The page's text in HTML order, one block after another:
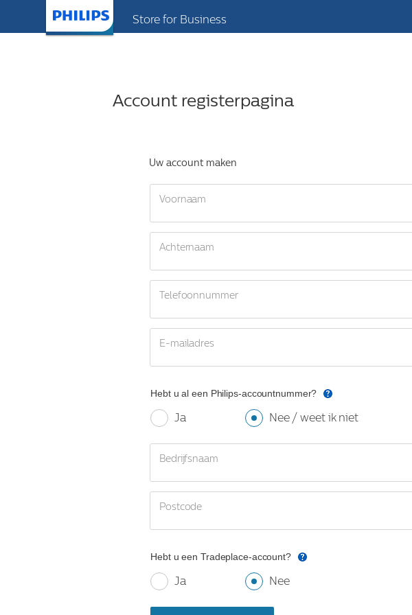
Store for Business
Account registerpagina
Uw account maken
Voornaam
Achternaam
Telefoonnummer
E-mailadres
Hebt u al een Philips-accountnummer?
Ja Nee / weet ik niet
Bedrijfsnaam
Postcode
Hebt u een Tradeplace-account?
Ja Nee